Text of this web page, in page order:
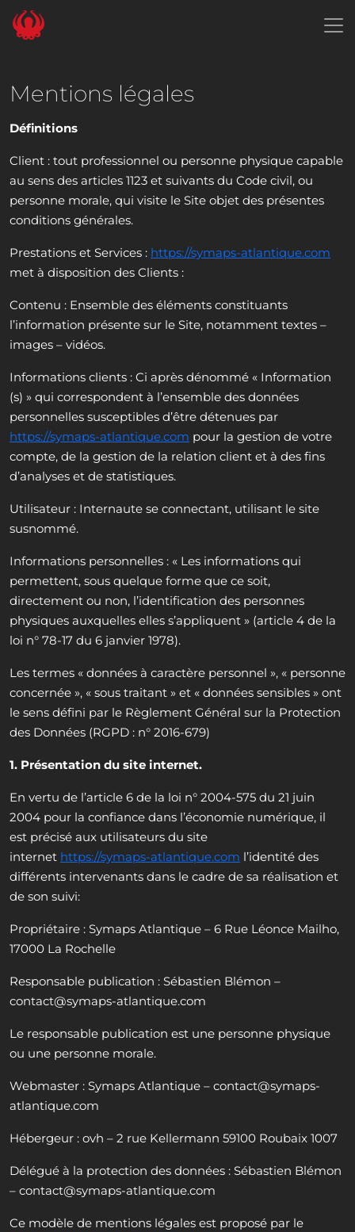
Mentions légales
Définitions
Client : tout professionnel ou personne physique capable
au sens des articles 1123 et suivants du Code civil, ou
personne morale, qui visite le Site objet des présentes
conditions générales.
Prestations et Services : https://symaps-atlantique.com
met à disposition des Clients :
Contenu : Ensemble des éléments constituants
l’information présente sur le Site, notamment textes –
images – vidéos.
Informations clients : Ci après dénommé « Information
(s) » qui correspondent à l’ensemble des données
personnelles susceptibles d’être détenues par
https://symaps-atlantique.com pour la gestion de votre
compte, de la gestion de la relation client et à des fins
d’analyses et de statistiques.
Utilisateur : Internaute se connectant, utilisant le site
susnommé.
Informations personnelles : « Les informations qui
permettent, sous quelque forme que ce soit,
directement ou non, l’identification des personnes
physiques auxquelles elles s’appliquent » (article 4 de la
loi n° 78-17 du 6 janvier 1978).
Les termes « données à caractère personnel », « personne
concernée », « sous traitant » et « données sensibles » ont
le sens défini par le Règlement Général sur la Protection
des Données (RGPD : n° 2016-679)
1. Présentation du site internet.
En vertu de l’article 6 de la loi n° 2004-575 du 21 juin
2004 pour la confiance dans l’économie numérique, il
est précisé aux utilisateurs du site
internet https://symaps-atlantique.com l’identité des
différents intervenants dans le cadre de sa réalisation et
de son suivi:
Propriétaire : Symaps Atlantique – 6 Rue Léonce Mailho,
17000 La Rochelle
Responsable publication : Sébastien Blémon –
contact@symaps-atlantique.com
Le responsable publication est une personne physique
ou une personne morale.
Webmaster : Symaps Atlantique – contact@symaps-
atlantique.com
Hébergeur : ovh – 2 rue Kellermann 59100 Roubaix 1007
Délégué à la protection des données : Sébastien Blémon
– contact@symaps-atlantique.com
Ce modèle de mentions légales est proposé par le
Panneau de gestion des cookies